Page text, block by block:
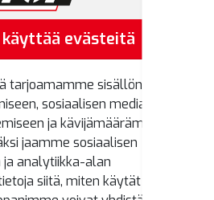
Vantaa
(09) 8700 520
(09) 8700 522
evästeitä
tarjoamamme sisällön ja
sosiaalisen median
ja kävijämäärämme
jaamme sosiaalisen
ja analytiikka-alan
siitä, miten käytät